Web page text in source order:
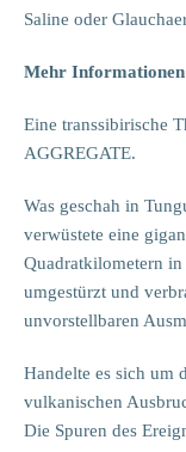
Saline oder
Mehr
Eine transsibirische
AGGREGATE.
Was geschah in
verwüstete eine
Quadratkilometern
umgestürzt und
unvorstellbaren
Handelte es sich um
vulkanischen
Die Spuren des